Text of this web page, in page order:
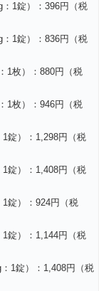
1錠）：396円（税
1錠）：836円（税
1枚）：880円（税
1枚）：946円（税
錠）：1,298円（税
錠）：1,408円（税
錠）：924円（税
錠）：1,144円（税
1錠）：1,408円（税